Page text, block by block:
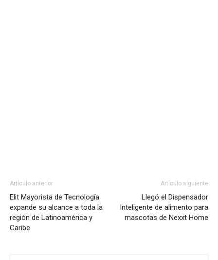
Artículo anterior
Elit Mayorista de Tecnología
expande su alcance a toda la
región de Latinoamérica y
Caribe
Artículo siguiente
Llegó el Dispensador
Inteligente de alimento para
mascotas de Nexxt Home